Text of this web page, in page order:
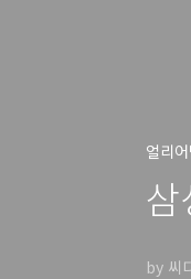
얼리
by 씨